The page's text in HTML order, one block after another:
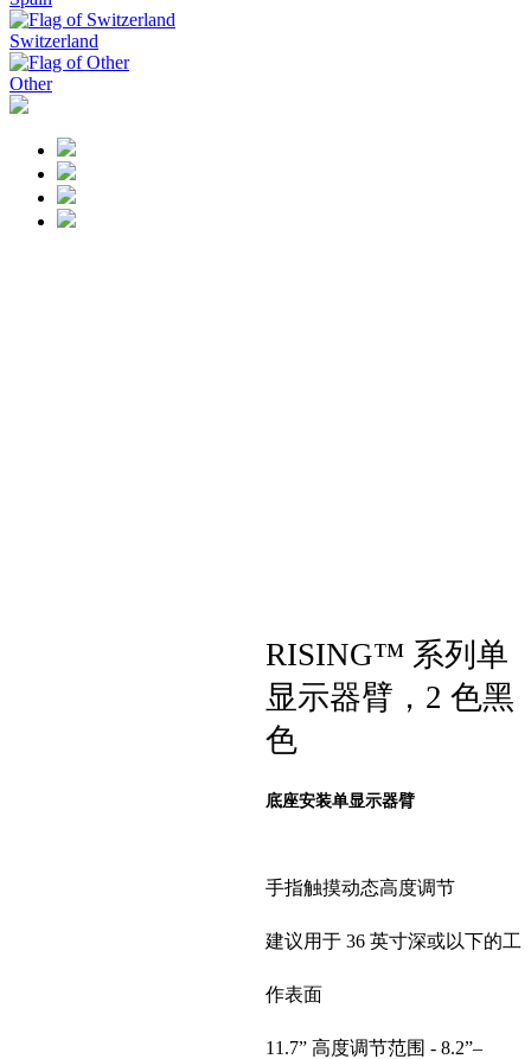
Switzerland
Other
RISING™ 系列单
显示器臂，2 色黑
色
底座安装单显示器臂
手指触摸动态高度调节
建议用于 36 英寸深或以下的工
作表面
11.7” 高度调节范围 - 8.2”–